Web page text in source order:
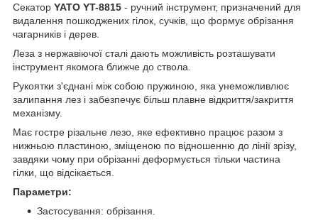
Секатор YATO YT-8815 - ручний інструмент, призначений для
видалення пошкоджених гілок, сучків, що формує обрізання
чагарників і дерев.
Леза з нержавіючої сталі дають можливість розташувати
інструмент якомога ближче до ствола.
Рукоятки з'єднані між собою пружиною, яка унеможливлює
залипання лез і забезпечує більш плавне відкриття/закриття
механізму.
Має гостре різальне лезо, яке ефективно працює разом з
нижньою пластиною, зміщеною по відношенню до лінії зрізу,
завдяки чому при обрізанні деформується тільки частина
гілки, що відсікається.
Параметри:
Застосування: обрізання.